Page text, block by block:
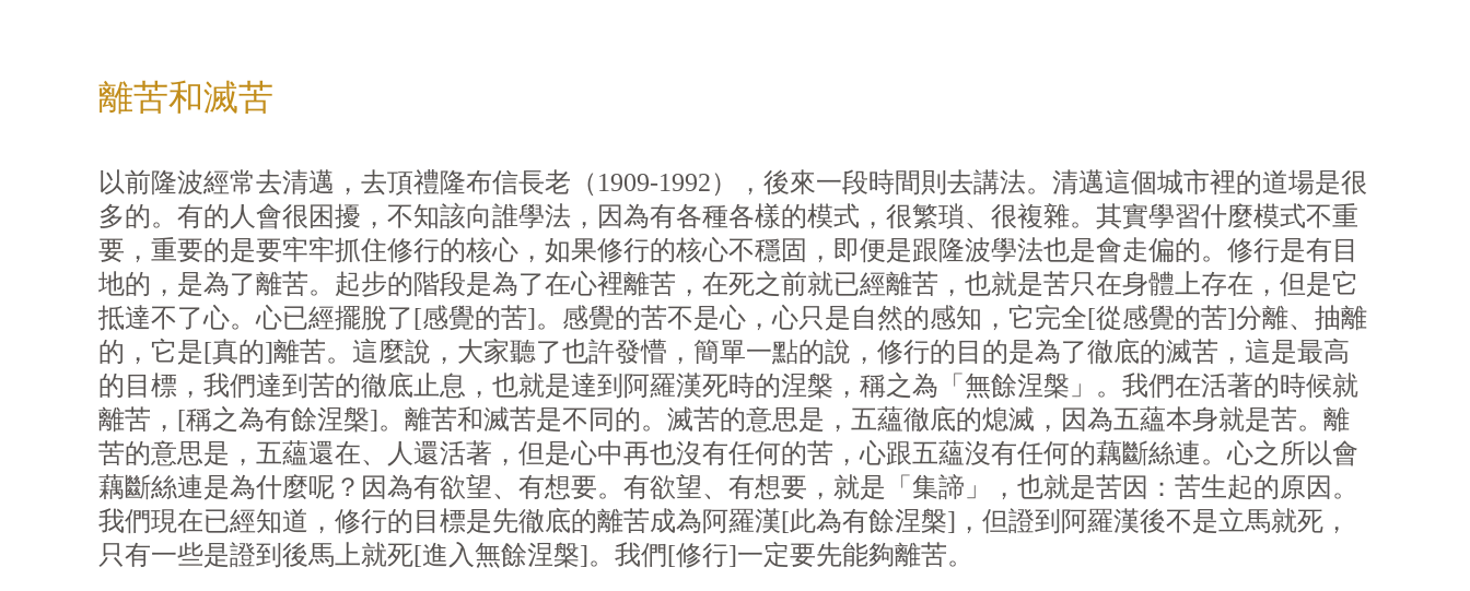
離苦和滅苦
以前隆波經常去清邁，去頂禮隆布信長老（1909-1992），後來一段時間則去講法。清邁這個城市裡的道場是很
多的。有的人會很困擾，不知該向誰學法，因為有各種各樣的模式，很繁瑣、很複雜。其實學習什麼模式不重
要，重要的是要牢牢抓住修行的核心，如果修行的核心不穩固，即便是跟隆波學法也是會走偏的。修行是有目
地的，是為了離苦。起步的階段是為了在心裡離苦，在死之前就已經離苦，也就是苦只在身體上存在，但是它
抵達不了心。心已經擺脫了[感覺的苦]。感覺的苦不是心，心只是自然的感知，它完全[從感覺的苦]分離、抽離
的，它是[真的]離苦。這麼說，大家聽了也許發懵，簡單一點的說，修行的目的是為了徹底的滅苦，這是最高
的目標，我們達到苦的徹底止息，也就是達到阿羅漢死時的涅槃，稱之為「無餘涅槃」。我們在活著的時候就
離苦，[稱之為有餘涅槃]。離苦和滅苦是不同的。滅苦的意思是，五蘊徹底的熄滅，因為五蘊本身就是苦。離
苦的意思是，五蘊還在、人還活著，但是心中再也沒有任何的苦，心跟五蘊沒有任何的藕斷絲連。心之所以會
藕斷絲連是為什麼呢？因為有欲望、有想要。有欲望、有想要，就是「集諦」，也就是苦因：苦生起的原因。
我們現在已經知道，修行的目標是先徹底的離苦成為阿羅漢[此為有餘涅槃]，但證到阿羅漢後不是立馬就死，
只有一些是證到後馬上就死[進入無餘涅槃]。我們[修行]一定要先能夠離苦。